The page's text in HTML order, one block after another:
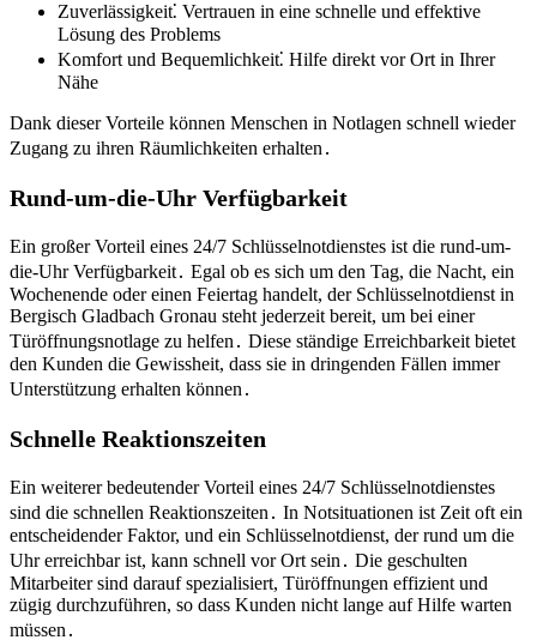
Zuverlässigkeit⁚ Vertrauen in eine schnelle und effektive
Lösung des Problems
Komfort und Bequemlichkeit⁚ Hilfe direkt vor Ort in Ihrer
Nähe
Dank dieser Vorteile können Menschen in Notlagen schnell wieder
Zugang zu ihren Räumlichkeiten erhalten․
Rund-um-die-Uhr Verfügbarkeit
Ein großer Vorteil eines 24/7 Schlüsselnotdienstes ist die rund-um-
die-Uhr Verfügbarkeit․ Egal ob es sich um den Tag, die Nacht, ein
Wochenende oder einen Feiertag handelt, der Schlüsselnotdienst in
Bergisch Gladbach Gronau steht jederzeit bereit, um bei einer
Türöffnungsnotlage zu helfen․ Diese ständige Erreichbarkeit bietet
den Kunden die Gewissheit, dass sie in dringenden Fällen immer
Unterstützung erhalten können․
Schnelle Reaktionszeiten
Ein weiterer bedeutender Vorteil eines 24/7 Schlüsselnotdienstes
sind die schnellen Reaktionszeiten․ In Notsituationen ist Zeit oft ein
entscheidender Faktor, und ein Schlüsselnotdienst, der rund um die
Uhr erreichbar ist, kann schnell vor Ort sein․ Die geschulten
Mitarbeiter sind darauf spezialisiert, Türöffnungen effizient und
zügig durchzuführen, so dass Kunden nicht lange auf Hilfe warten
müssen․